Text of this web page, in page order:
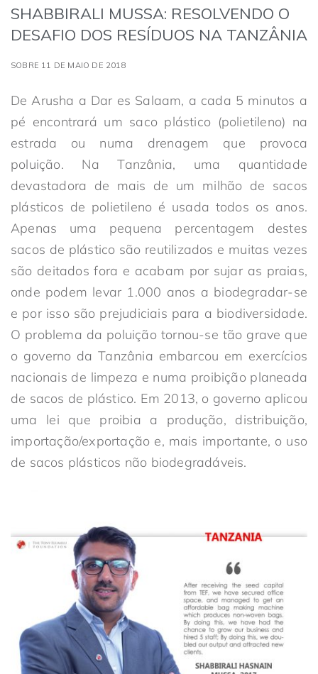
SHABBIRALI MUSSA: RESOLVENDO O
DESAFIO DOS RESÍDUOS NA TANZÂNIA
SOBRE 11 DE MAIO DE 2018
De Arusha a Dar es Salaam, a cada 5 minutos a
pé encontrará um saco plástico (polietileno) na
estrada ou numa drenagem que provoca
poluição. Na Tanzânia, uma quantidade
devastadora de mais de um milhão de sacos
plásticos de polietileno é usada todos os anos.
Apenas uma pequena percentagem destes
sacos de plástico são reutilizados e muitas vezes
são deitados fora e acabam por sujar as praias,
onde podem levar 1.000 anos a biodegradar-se
e por isso são prejudiciais para a biodiversidade.
O problema da poluição tornou-se tão grave que
o governo da Tanzânia embarcou em exercícios
nacionais de limpeza e numa proibição planeada
de sacos de plástico. Em 2013, o governo aplicou
uma lei que proibia a produção, distribuição,
importação/exportação e, mais importante, o uso
de sacos plásticos não biodegradáveis.